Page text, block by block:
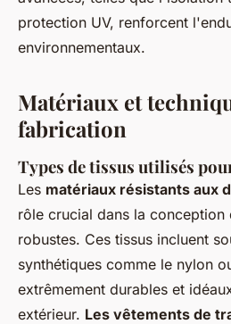
protection UV, renforcent
environnementaux.
Matériaux et
fabrication
Types de tissus utilisés
Les matériaux résistants aux
rôle crucial dans la conception
robustes. Ces tissus incluent
synthétiques comme le nylon
extrêmement durables et
extérieur. Les vêtements de